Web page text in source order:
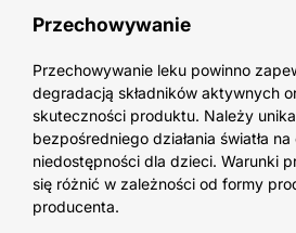
Przechowywanie
Przechowywanie leku powinno
degradacją składników aktywnych
skuteczności produktu. Należy
bezpośredniego działania światła
niedostępności dla dzieci. Warunki
się różnić w zależności od formy
producenta.